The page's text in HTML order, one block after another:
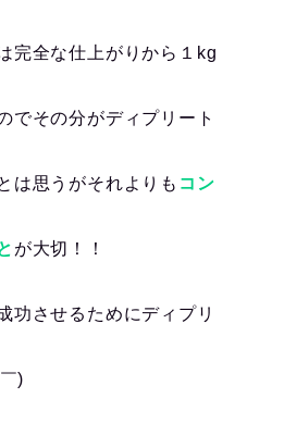
完全な仕上がりから１kg
でその分がディプリート
は思うがそれよりも コン
が大切！！
功させるためにディプリ
)